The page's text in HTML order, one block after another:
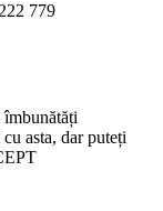
779
îmbunătăți
asta, dar puteți